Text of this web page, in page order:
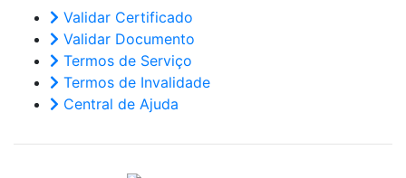
Validar Certificado
Validar Documento
Termos de Serviço
Termos de Invalidade
Central de Ajuda